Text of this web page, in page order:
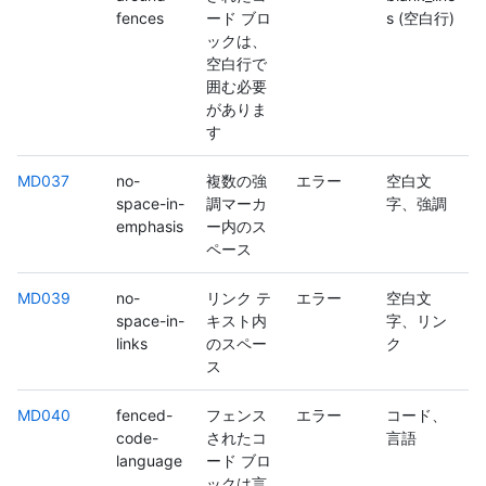
fences
ード ブロ
ックは、
空白行で
囲む必要
がありま
す
s (空白行)
MD037
no-
space-in-
emphasis
複数の強
調マーカ
ー内のス
ペース
エラー
空白文
字、強調
MD039
no-
space-in-
links
リンク テ
キスト内
のスペー
ス
エラー
空白文
字、リン
ク
MD040
fenced-
code-
language
フェンス
されたコ
ード ブロ
エラー
コード、
言語